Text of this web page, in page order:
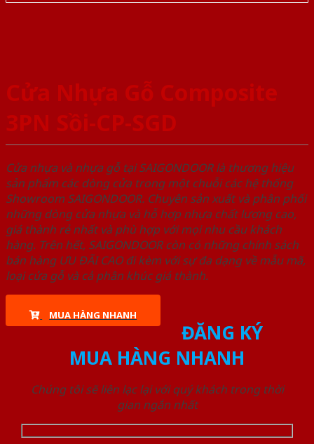
Cửa Nhựa Gỗ Composite
3PN Sồi-CP-SGD
Cửa nhựa và nhựa gỗ tại SAIGONDOOR là thương hiệu
sản phẩm các dòng cửa trong một chuỗi các hệ thống
Showroom SAIGONDOOR. Chuyên sản xuất và phân phối
những dòng cửa nhựa và hỗ hợp nhựa chất lượng cao,
giá thành rẻ nhất và phù hợp với mọi nhu cầu khách
hàng. Trên hết, SAIGONDOOR còn có những chính sách
bán hàng ƯU ĐÃI CAO đi kèm với sự đa dạng về mẫu mã,
loại cửa gỗ và cả phân khúc giá thành.
MUA HÀNG NHANH
ĐĂNG KÝ
MUA HÀNG NHANH
Chúng tôi sẽ liên lạc lại với quý khách trong thời
gian ngắn nhất